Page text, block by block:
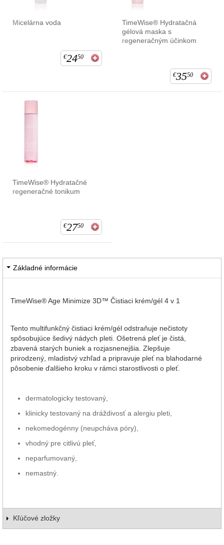
Micelárna voda
€2450
TimeWise® Hydratačná
gélová maska s
regeneračným účinkom
€3550
TimeWise® Hydratačné
regeneračné tonikum
€2750
Základné informácie
TimeWise® Age Minimize 3D™ Čistiaci krém/gél 4 v 1
Tento multifunkčný čistiaci krém/gél odstraňuje nečistoty
spôsobujúce šedivý nádych pleti. Ošetrená pleť je čistá,
zbavená starých buniek a rozjasnenejšia. Zlepšuje
prirodzený, mladistvý vzhľad a pripravuje pleť na blahodarné
pôsobenie ďalšieho kroku v rámci starostlivosti o pleť.
dermatologicky testovaný,
klinicky testovaný na dráždivosť a alergiu pleti,
nekomedogénny (neupcháva póry),
vhodný pre citlivú pleť,
neparfumovaný,
nemastný.
Kľúčové zložky